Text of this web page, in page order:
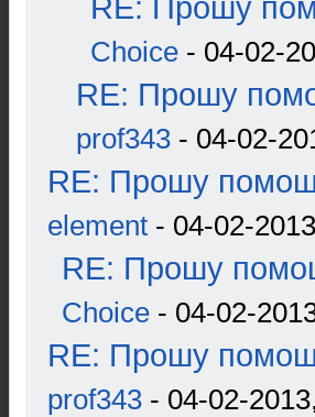
RE: Прошу
Choice - 04-02-
RE: Прошу
prof343 - 04-02-
RE: Прошу
element - 04-02-
RE: Прошу
Choice - 04-02-
RE: Прошу
prof343 - 04-02-